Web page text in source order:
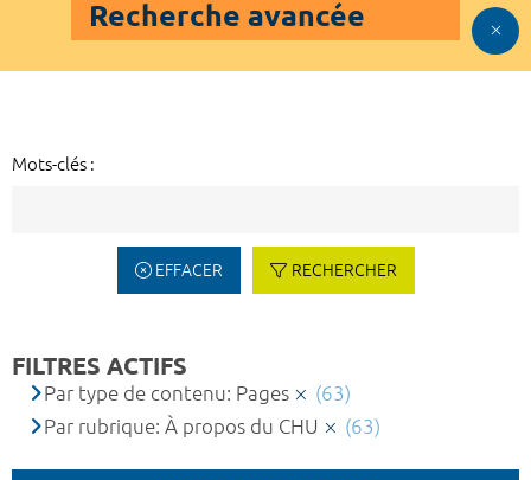
Recherche avancée
Mots-clés :
EFFACER RECHERCHER
FILTRES ACTIFS
Par type de contenu: Pages
(63)
Par rubrique: À propos du CHU
(63)